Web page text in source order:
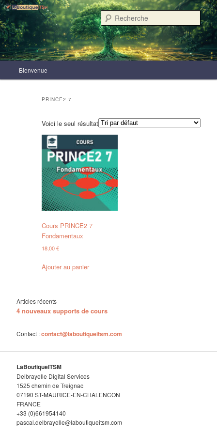
Aller
au
contenu
principal
Aller
au
contenu
secondaireLaBoutiqueITSM
Bienvenue
PRINCE2 7
Voici le seul résultat
Cours PRINCE2 7
Fondamentaux
18,00€
Ajouter au panier
Articles récents
4 nouveaux supports de cours
Contact :contact@laboutiqueitsm.com
LaBoutiqueITSM
Delbrayelle Digital Services
1525 chemin de Treignac
07190 ST-MAURICE-EN-CHALENCON
FRANCE
+33 (0)661954140
pascal.delbrayelle@laboutiqueitsm.com